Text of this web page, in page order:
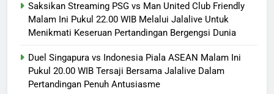
Saksikan Streaming PSG vs Man United Club Friendly
Malam Ini Pukul 22.00 WIB Melalui Jalalive Untuk
Menikmati Keseruan Pertandingan Bergengsi Dunia
Duel Singapura vs Indonesia Piala ASEAN Malam Ini
Pukul 20.00 WIB Tersaji Bersama Jalalive Dalam
Pertandingan Penuh Antusiasme